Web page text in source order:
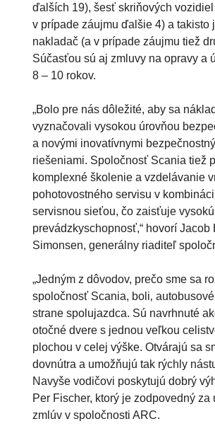
ďalších 19), šesť skriňových
v prípade záujmu ďalšie 4) a takisto
nakladač (a v prípade záujmu tiež
Súčasťou sú aj zmluvy na opravy a
8 – 10 rokov.
„Bolo pre nás dôležité, aby sa
vyznačovali vysokou úrovňou
a novými inovatívnymi
riešeniami. Spoločnosť Scania tiež
komplexné školenie a vzdelávanie
pohotovostného servisu v
servisnou sieťou, čo zaisťuje vysokú
prevádzkyschopnosť,“ hovorí Jacob
Simonsen, generálny riaditeľ
„Jedným z dôvodov, prečo sme sa
spoločnosť Scania, boli‚ autobusové
strane spolujazdca. Sú navrhnuté
otočné dvere s jednou veľkou
plochou v celej výške. Otvárajú sa
dovnútra a umožňujú tak rýchly
Navyše vodičovi poskytujú dobrý
Per Fischer, ktorý je zodpovedný za
zmlúv v spoločnosti ARC.